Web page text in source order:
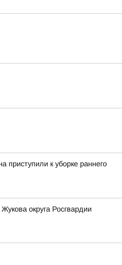
приступили к уборке раннего
округа Росгвардии